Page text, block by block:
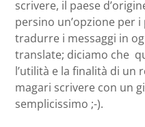
scrivere, il paese
persino un’opzione per
tradurre i messaggi in
translate; diciamo che
l’utilità e la finalità di un
magari scrivere con un
semplicissimo ;-).